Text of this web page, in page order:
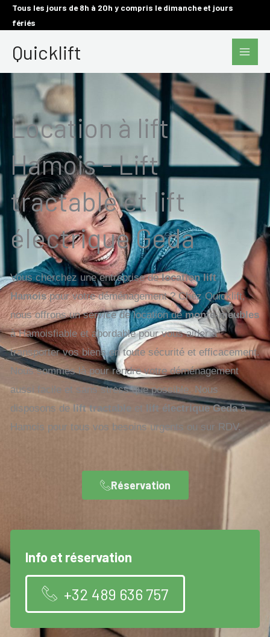
AllerTous les jours de 8h à 20h y compris le dimanche et jours
fériés
Quicklift
Main
Location à lift
Hamois - Lift
tractable et lift
électrique Geda
Vous cherchez une entreprise delocation lift
Hamoispour votre déménagement ? Chez Quicklift,
nous offrons un service de location demonte-meubles
à Hamoisfiable et abordable pour vous aider à
transporter vos biens en toute sécurité et efficacement.
Nous sommes là pour rendre votre déménagement
aussi facile et sans stress que possible. Nous
disposons de lift tractable et lift électrique Gedaà
Hamois pour tous vos besoins urgents ou sur RDV.
Réservation
Info et réservation
+32 489 636 757